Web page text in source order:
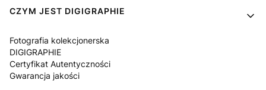
CZYM JEST DIGIGRAPHIE
Fotografia kolekcjonerska
DIGIGRAPHIE
Certyfikat Autentyczności
Gwarancja jakości